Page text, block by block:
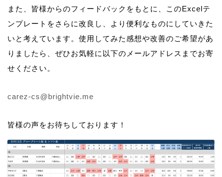
また、皆様からのフィードバックをもとに、このExcelテ
ンプレートをさらに改良し、より便利なものにしていきた
いと考えています。使用してみた感想や改善のご希望があ
りましたら、ぜひお気軽に以下のメールアドレスまでお寄
せください。
carez-cs@brightvie.me
皆様の声をお待ちしております！